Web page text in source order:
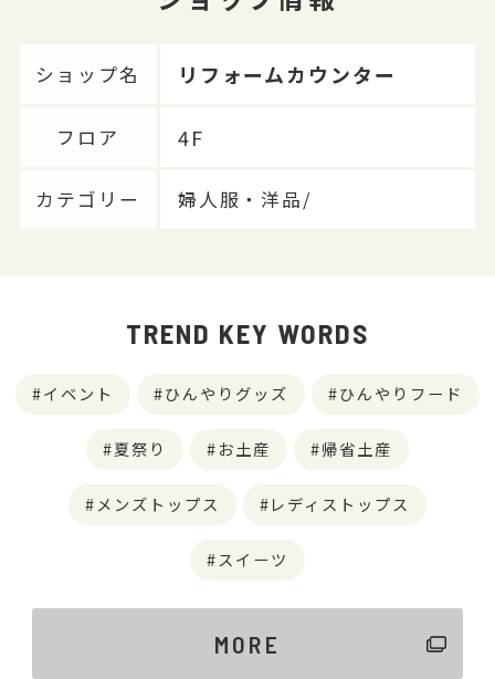
ショップ名 リフォームカウンター
フロア 4F
カテゴリー 婦人服・洋品/
TREND KEY WORDS
イベント ひんやりグッズ ひんやりフード
夏祭り お土産 帰省土産
メンズトップス レディストップス
スイーツ
MORE